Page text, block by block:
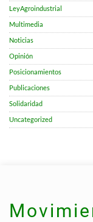
LeyAgroindustrial
Multimedia
Noticias
Opinión
Posicionamientos
Publicaciones
Solidaridad
Uncategorized